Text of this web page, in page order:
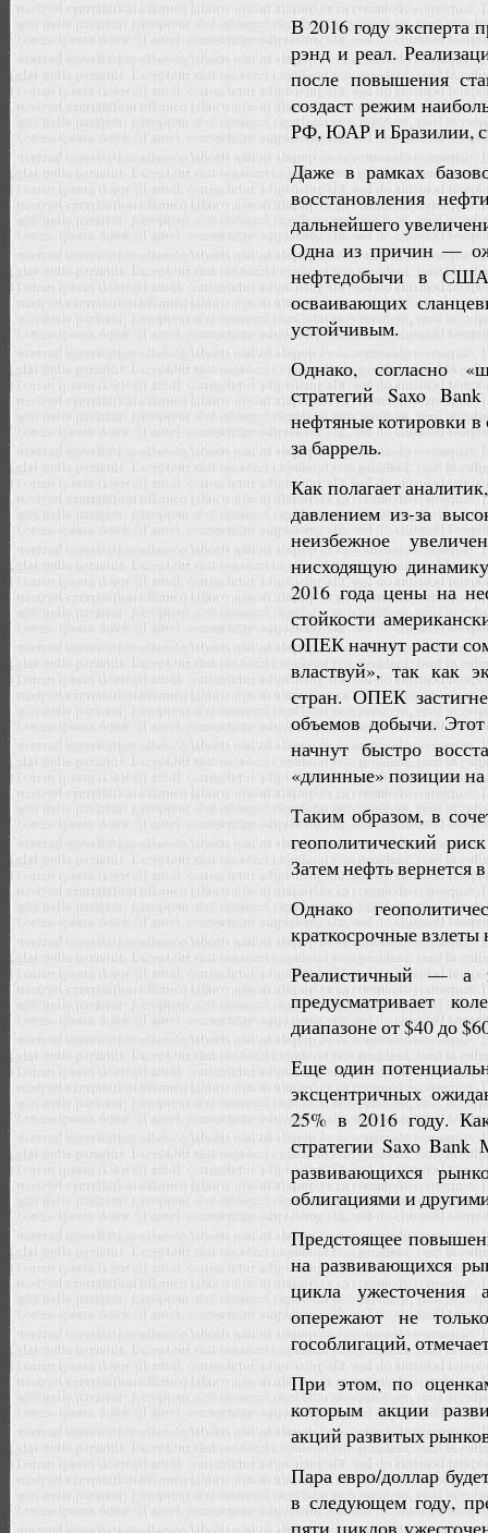
В 2016 году эксперта
рэнд и реал.
после повышения
создаст режим
РФ, ЮАР и Бразилии,
Даже в рамках
восстановления
дальнейшего
Одна из причин —
нефтедобычи в США
осваивающих
устойчивым.
Однако, согласно
стратегий Saxo
нефтяные котировки в
за баррель.
Как полагает
давлением из-за
неизбежное
нисходящую
2016 года цены на
стойкости
ОПЕК начнут расти
властвуй», так как
стран. ОПЕК
объемов добычи.
начнут быстро
«длинные» позиции
Таким образом, в
геополитический
Затем нефть вернется
Однако
краткосрочные взлеты
Реалистичный — а
предусматривает
диапазоне от $40 до
Еще один
эксцентричных
25% в 2016 году. Как
стратегии Saxo
развивающихся
облигациями и
Предстоящее
на развивающихся
цикла ужесточения
опережают не
гособлигаций,
При этом, по
которым акции
акций развитых
Пара евро/доллар
в следующем году,
пяти циклов